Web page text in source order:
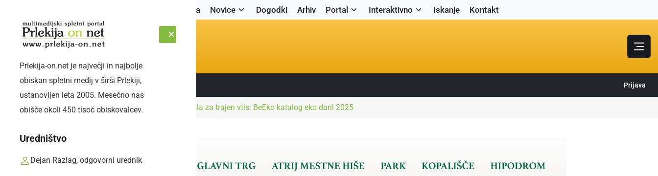
Naslovnica Novice Dogodki Arhiv Portal Interaktivno Iskanje Kontakt
PETEK, 7. AVGUST 2026 Sledite nam: Prijava
Prlekija-on.net je največji in najbolje
obiskan spletni medij v širši Prlekiji,
ustanovljen leta 2005. Mesečno nas
obišče okoli 450 tisoč obiskovalcev.
Uredništvo
Dejan Razlag, odgovorni urednik
Naslovnica Gospodarstvo Trajnostna darila za trajen vtis: BeEko katalog eko daril 2025